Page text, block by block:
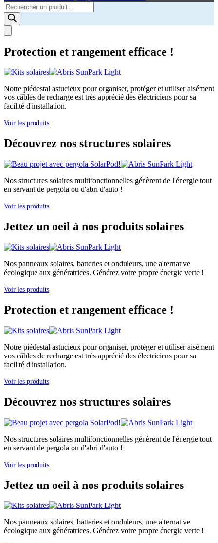
Products
search
Protection et rangement efficace !
Notre piédestal astucieux pour organiser, protéger et utiliser aisément
vos câbles de recharge est très apprécié des électriciens pour sa
facilité d'installation.
Voir les produits
Découvrez nos structures solaires
Nos structures solaires multifonctionnelles génèrent de l'énergie tout
en servant de pergola ou d'abri d'auto !
Voir les produits
Jettez un oeil à nos produits solaires
Nos panneaux solaires, batteries et onduleurs, une alternative
écologique aux génératrices. Générez votre propre énergie verte !
Voir les produits
Protection et rangement efficace !
Notre piédestal astucieux pour organiser, protéger et utiliser aisément
vos câbles de recharge est très apprécié des électriciens pour sa
facilité d'installation.
Voir les produits
Découvrez nos structures solaires
Nos structures solaires multifonctionnelles génèrent de l'énergie tout
en servant de pergola ou d'abri d'auto !
Voir les produits
Jettez un oeil à nos produits solaires
Nos panneaux solaires, batteries et onduleurs, une alternative
écologique aux génératrices. Générez votre propre énergie verte !